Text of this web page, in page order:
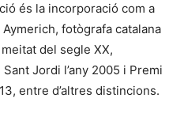
és la incorporació com a
fotògrafa catalana
del segle XX,
Jordi l’any 2005 i Premi
entre d’altres distincions.